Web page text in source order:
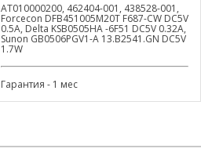
AT010000200, 462404-001, 438528-001,
Forcecon DFB451005M20T F687-CW DC5V
0.5A, Delta KSB0505HA -6F51 DC5V 0.32A,
Sunon GB0506PGV1-A 13.B2541.GN DC5V
1.7W
Гарантия - 1 мес